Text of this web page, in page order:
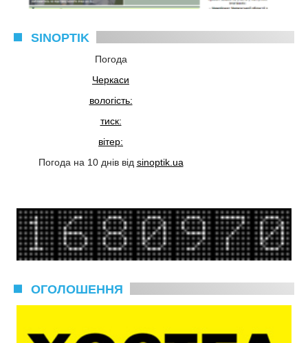
SINOPTIK
Погода
Черкаси
вологість:
тиск:
вітер:
Погода на 10 днів від sinoptik.ua
ОГОЛОШЕННЯ